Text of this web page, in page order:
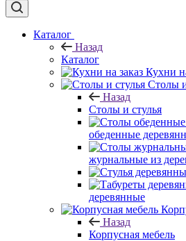
Каталог
Назад
Каталог
Кухни
Столы
Назад
Столы и стулья
обеденные
журнальные из
деревянные
Назад
Корпусная мебель